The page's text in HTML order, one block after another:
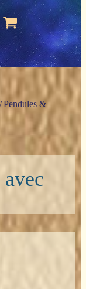
Pendules &
avec